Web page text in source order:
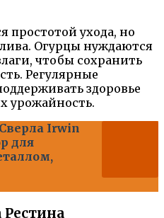
простотой ухода, но
Огурцы нуждаются
чтобы сохранить
Регулярные
здоровье
урожайность.
Сверла Irwin
для
Рестина